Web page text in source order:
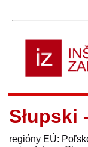
Słupski
regióny EÚ: